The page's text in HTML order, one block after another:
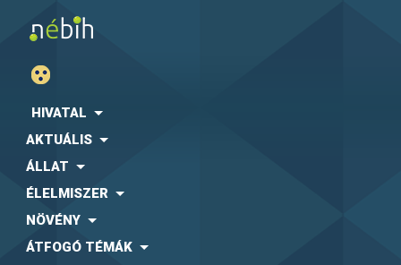
HIVATAL
AKTUÁLIS
ÁLLAT
ÉLELMISZER
NÖVÉNY
ÁTFOGÓ TÉMÁK